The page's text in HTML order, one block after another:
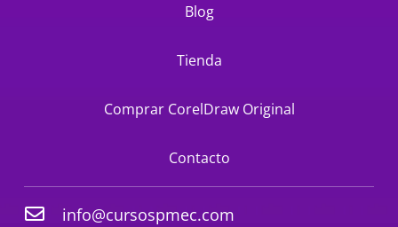
Blog
Tienda
Comprar CorelDraw Original
Contacto
info@cursospmec.com